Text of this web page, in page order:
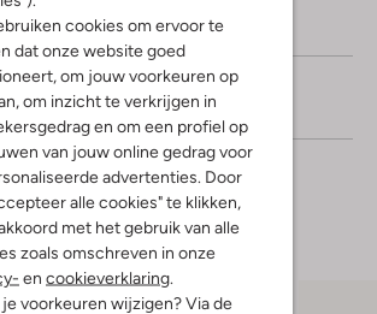
cookies om ervoor te
dat onze website goed
om jouw voorkeuren op
om inzicht te verkrijgen in
en om een profiel op
van jouw online gedrag voor
advertenties. Door
alle cookies" te klikken,
met het gebruik van alle
zoals omschreven in onze
en cookieverklaring.
voorkeuren wijzigen? Via de
jou?